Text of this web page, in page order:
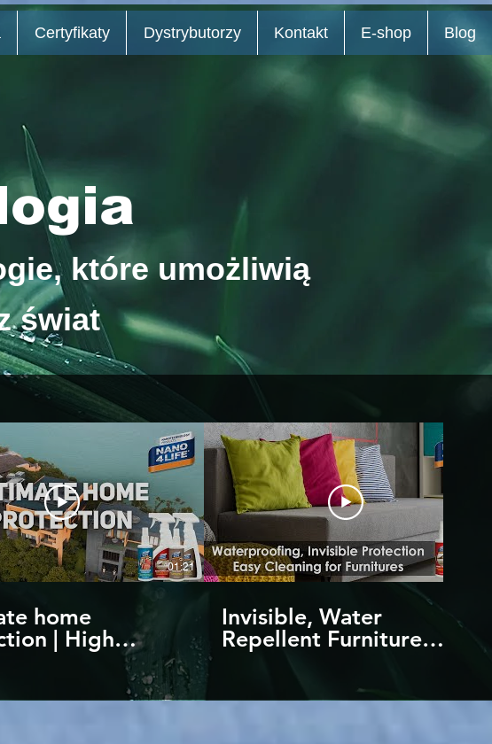
które umożliwią
świat
01:21
home
| High
nanotechnology
Invisible, Water
Repellent Furniture
Protection | Against
water and stains | by
NANO4LIFE
Certyfikaty Dystrybutorzy Kontakt E-shop Blog